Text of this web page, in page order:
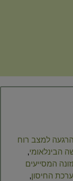
הרגעה למצב רוח
הבינלאומי,
המסייעים
החיסון,